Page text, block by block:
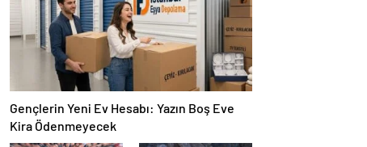
Gençlerin Yeni Ev Hesabı: Yazın Boş Eve
Kira Ödenmeyecek